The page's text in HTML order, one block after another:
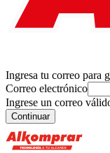
Ingresa tu correo para
Correo electrónico
Ingrese un correo
Continuar